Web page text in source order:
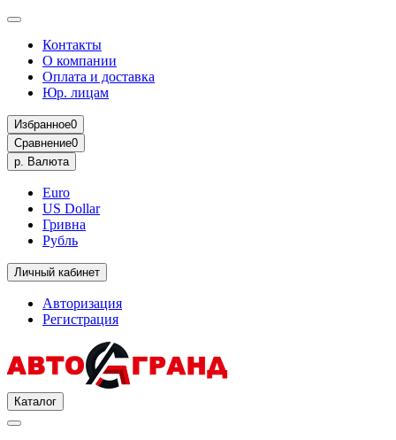
Контакты
О компании
Оплата и доставка
Юр. лицам
Избранное0
Сравнение0
р. Валюта
Euro
US Dollar
Гривна
Рубль
Личный кабинет
Авторизация
Регистрация
Каталог